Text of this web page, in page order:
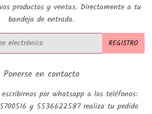
productos y ventas. Directamente a tu
bandeja de entrada.
REGISTRO
Ponerse en contacto
por whatsapp a los teléfonos:
y 5536622587 realiza tu pedido